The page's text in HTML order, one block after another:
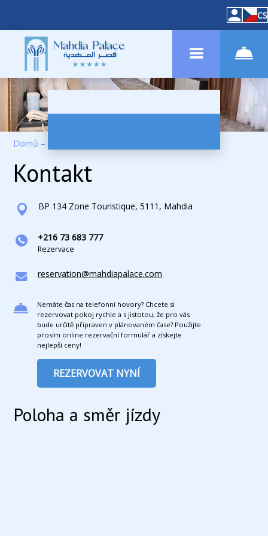
CS
Domů –
Kontakt
BP 134 Zone Touristique, 5111, Mahdia
+216 73 683 777
Rezervace
reservation@mahdiapalace.com
Nemáte čas na telefonní hovory? Chcete si
rezervovat pokoj rychle a s jistotou, že pro vás
bude určitě připraven v plánovaném čase? Použijte
prosím online rezervační formulář a získejte
nejlepší ceny!
REZERVOVAT NYNÍ
Poloha a směr jízdy